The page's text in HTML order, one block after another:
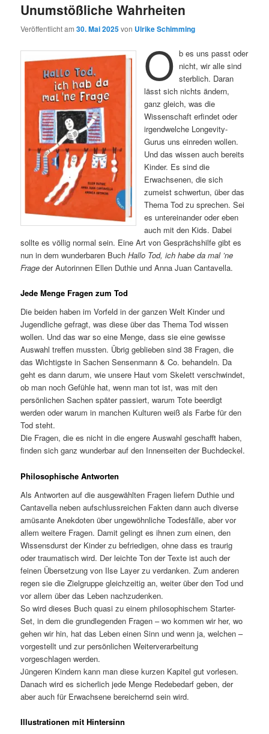
Unumstößliche Wahrheiten
Veröffentlicht am30. Mai 2025von Ulrike Schimming
O b es uns passt oder
nicht, wir alle sind
sterblich. Daran
lässt sich nichts ändern,
ganz gleich, was die
Wissenschaft erfindet oder
irgendwelche Longevity-
Gurus uns einreden wollen.
Und das wissen auch bereits
Kinder. Es sind die
Erwachsenen, die sich
zumeist schwertun, über das
Thema Tod zu sprechen. Sei
es untereinander oder eben
auch mit den Kids. Dabei
sollte es völlig normal sein. Eine Art von Gesprächshilfe gibt es
nun in dem wunderbaren BuchHallo Tod, ich habe da mal ’ne
Frage der Autorinnen Ellen Duthie und Anna Juan Cantavella.
Jede Menge Fragen zum Tod
Die beiden haben im Vorfeld in der ganzen Welt Kinder und
Jugendliche gefragt, was diese über das Thema Tod wissen
wollen. Und das war so eine Menge, dass sie eine gewisse
Auswahl treffen mussten. Übrig geblieben sind 38 Fragen, die
das Wichtigste in Sachen Sensenmann & Co. behandeln. Da
geht es dann darum, wie unsere Haut vom Skelett verschwindet,
ob man noch Gefühle hat, wenn man tot ist, was mit den
persönlichen Sachen später passiert, warum Tote beerdigt
werden oder warum in manchen Kulturen weiß als Farbe für den
Tod steht.
Die Fragen, die es nicht in die engere Auswahl geschafft haben,
finden sich ganz wunderbar auf den Innenseiten der Buchdeckel.
Philosophische Antworten
Als Antworten auf die ausgewählten Fragen liefern Duthie und
Cantavella neben aufschlussreichen Fakten dann auch diverse
amüsante Anekdoten über ungewöhnliche Todesfälle, aber vor
allem weitere Fragen. Damit gelingt es ihnen zum einen, den
Wissensdurst der Kinder zu befriedigen, ohne dass es traurig
oder traumatisch wird. Der leichte Ton der Texte ist auch der
feinen Übersetzung von Ilse Layer zu verdanken. Zum anderen
regen sie die Zielgruppe gleichzeitig an, weiter über den Tod und
vor allem über das Leben nachzudenken.
So wird dieses Buch quasi zu einem philosophischem Starter-
Set, in dem die grundlegenden Fragen – wo kommen wir her, wo
gehen wir hin, hat das Leben einen Sinn und wenn ja, welchen –
vorgestellt und zur persönlichen Weiterverarbeitung
vorgeschlagen werden.
Jüngeren Kindern kann man diese kurzen Kapitel gut vorlesen.
Danach wird es sicherlich jede Menge Redebedarf geben, der
aber auch für Erwachsene bereichernd sein wird.
Illustrationen mit Hintersinn